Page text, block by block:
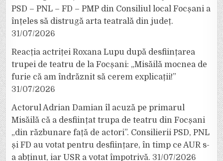
PSD – PNL – FD – PMP din Consiliul local Focșani a
înțeles să distrugă arta teatrală din județ.
31/07/2026
Reacția actriței Roxana Lupu după desființarea
trupei de teatru de la Focșani: „Misăilă mocnea de
furie că am îndrăznit să cerem explicații!”
31/07/2026
Actorul Adrian Damian îl acuză pe primarul
Misăilă că a desființat trupa de teatru din Focșani
„din răzbunare față de actori”. Consilierii PSD, PNL
și FD au votat pentru desființare, în timp ce AUR s-
a abținut, iar USR a votat împotrivă. 31/07/2026